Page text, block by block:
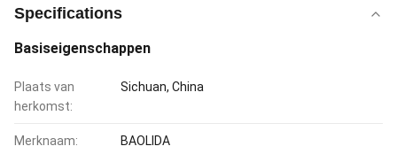
Specifications
Basiseigenschappen
Plaats van
herkomst:
Sichuan, China
Merknaam: BAOLIDA